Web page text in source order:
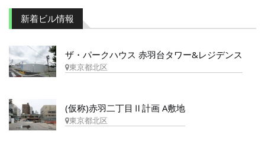
新着ビル情報
ザ・パークハウス 赤羽台タワー&レジデンス
東京都北区
(仮称)赤羽二丁目Ⅱ計画 A敷地
東京都北区